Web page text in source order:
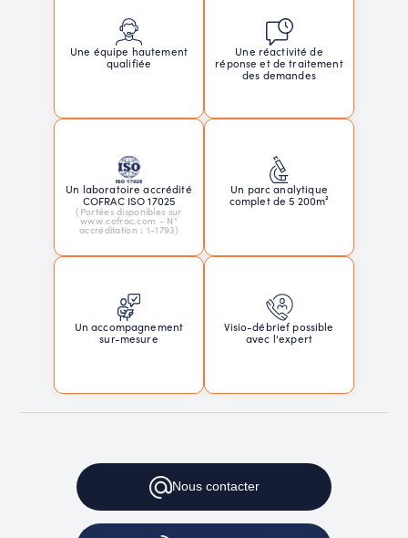
Une équipe hautement
qualifiée
Une réactivité de
réponse et de traitement
des demandes
Un laboratoire accrédité
COFRAC ISO 17025
(Portées disponibles sur
www.cofrac.com - N°
accréditation : 1-1793)
Un parc analytique
complet de 5 200m²
Un accompagnement
sur-mesure
Visio-débrief possible
avec l'expert
Nouscontacter